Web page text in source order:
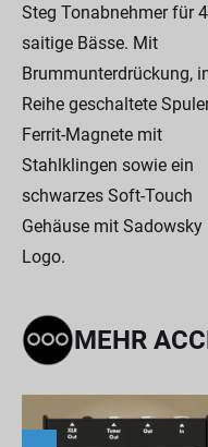
Steg Tonabnehmer für
saitige Bässe. Mit
Brummunterdrückung,
Reihe geschaltete
Ferrit-Magnete mit
Stahlklingen sowie ein
schwarzes Soft-Touch
Gehäuse mit Sadowsky
Logo.
MEHR